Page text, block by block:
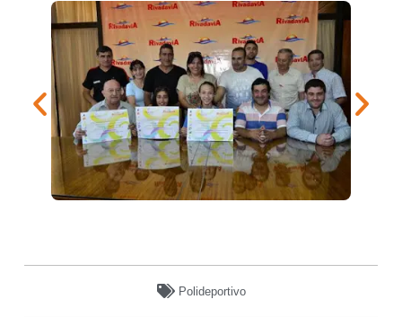
Polideportivo